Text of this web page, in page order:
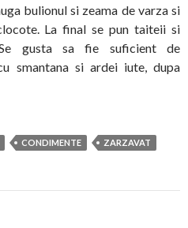
bulionul si zeama de varza si
La final se pun taiteii si
gusta sa fie suficient de
smantana si ardei iute, dupa
CONDIMENTE ZARZAVAT